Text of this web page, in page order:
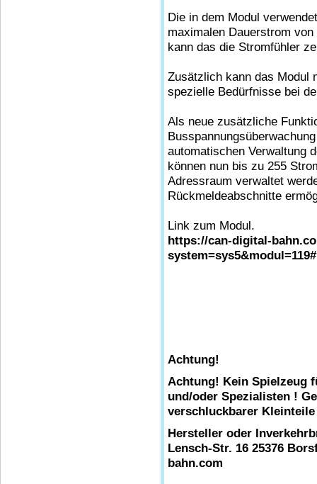
Die in dem Modul
maximalen Dauerstrom
kann das die Stromfühler
Zusätzlich kann das Modul
spezielle Bedürfnisse bei
Als neue zusätzliche
automatischen Verwaltung
können nun bis zu 255
Adressraum verwaltet
Rückmeldeabschnitte
Link zum Modul.
https://can-digital-
Achtung!
Achtung! Kein Spielzeug
und/oder Spezialisten !
verschluckbarer
Hersteller oder
Lensch-Str. 16 25376
bahn.com